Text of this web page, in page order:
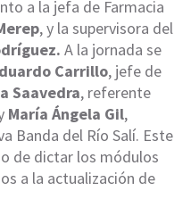
a la jefa de Farmacia
, y la supervisora del
A la jornada se
Carrillo, jefe de
Saavedra, referente
María Ángela Gil,
Banda del Río Salí. Este
de dictar los módulos
a la actualización de